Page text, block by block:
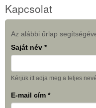
Kapcsolat
Kapcsolat
Az alábbi űrlap
Saját név*
Kérjük itt adja meg a teljes
E-mail cím*